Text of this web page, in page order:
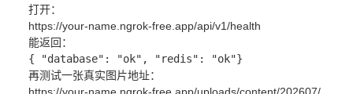
打开：
https://your-name.ngrok-free.app/api/v1/health
能返回：
{
"database" : "ok" , "redis" : "ok"}
再测试一张真实图片地址：